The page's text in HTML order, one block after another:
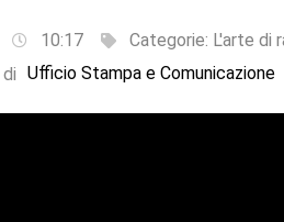
10:17 Categorie: L'arte di
Ufficio Stampa e Comunicazione